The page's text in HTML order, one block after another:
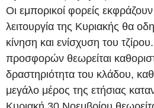
Οι εμπορικοί φορείς
λειτουργία της Κυριακής θα
κίνηση και ενίσχυση του
προσφορών θεωρείται
δραστηριότητα του κλάδου,
μεγάλο μέρος της ετήσιας